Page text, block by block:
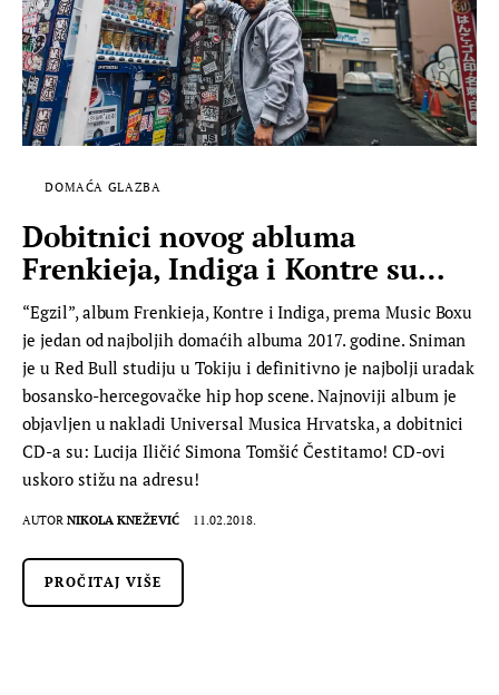
DOMAĆA GLAZBA
Dobitnici novog abluma
Frenkieja, Indiga i Kontre su…
“Egzil”, album Frenkieja, Kontre i Indiga, prema Music Boxu
je jedan od najboljih domaćih albuma 2017. godine. Sniman
je u Red Bull studiju u Tokiju i definitivno je najbolji uradak
bosansko-hercegovačke hip hop scene. Najnoviji album je
objavljen u nakladi Universal Musica Hrvatska, a dobitnici
CD-a su: Lucija Iličić Simona Tomšić Čestitamo! CD-ovi
uskoro stižu na adresu!
AUTOR NIKOLA KNEŽEVIĆ 11.02.2018.
PROČITAJ VIŠE